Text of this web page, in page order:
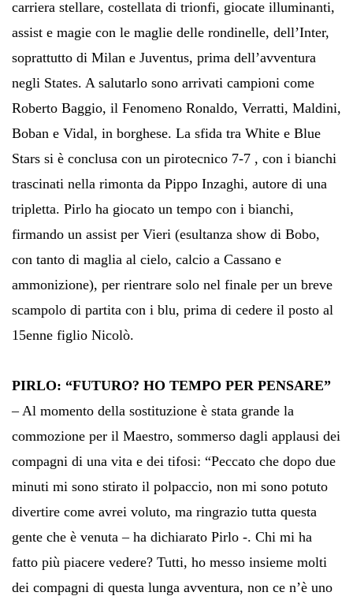
carriera stellare, costellata di trionfi, giocate illuminanti,
assist e magie con le maglie delle rondinelle, dell’Inter,
soprattutto di Milan e Juventus, prima dell’avventura
negli States. A salutarlo sono arrivati campioni come
Roberto Baggio, il Fenomeno Ronaldo, Verratti, Maldini,
Boban e Vidal, in borghese. La sfida tra White e Blue
Stars si è conclusa con un pirotecnico 7-7 , con i bianchi
trascinati nella rimonta da Pippo Inzaghi, autore di una
tripletta. Pirlo ha giocato un tempo con i bianchi,
firmando un assist per Vieri (esultanza show di Bobo,
con tanto di maglia al cielo, calcio a Cassano e
ammonizione), per rientrare solo nel finale per un breve
scampolo di partita con i blu, prima di cedere il posto al
15enne figlio Nicolò.
PIRLO: “FUTURO? HO TEMPO PER PENSARE”
– Al momento della sostituzione è stata grande la
commozione per il Maestro, sommerso dagli applausi dei
compagni di una vita e dei tifosi: “Peccato che dopo due
minuti mi sono stirato il polpaccio, non mi sono potuto
divertire come avrei voluto, ma ringrazio tutta questa
gente che è venuta – ha dichiarato Pirlo -. Chi mi ha
fatto più piacere vedere? Tutti, ho messo insieme molti
dei compagni di questa lunga avventura, non ce n’è uno